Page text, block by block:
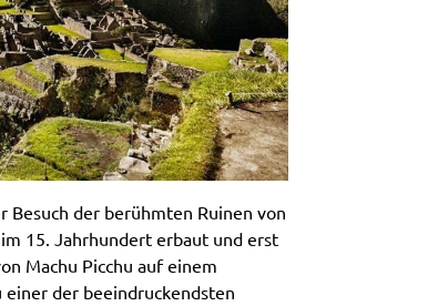
Besuch der berühmten Ruinen von
15. Jahrhundert erbaut und erst
Machu Picchu auf einem
einer der beeindruckendsten